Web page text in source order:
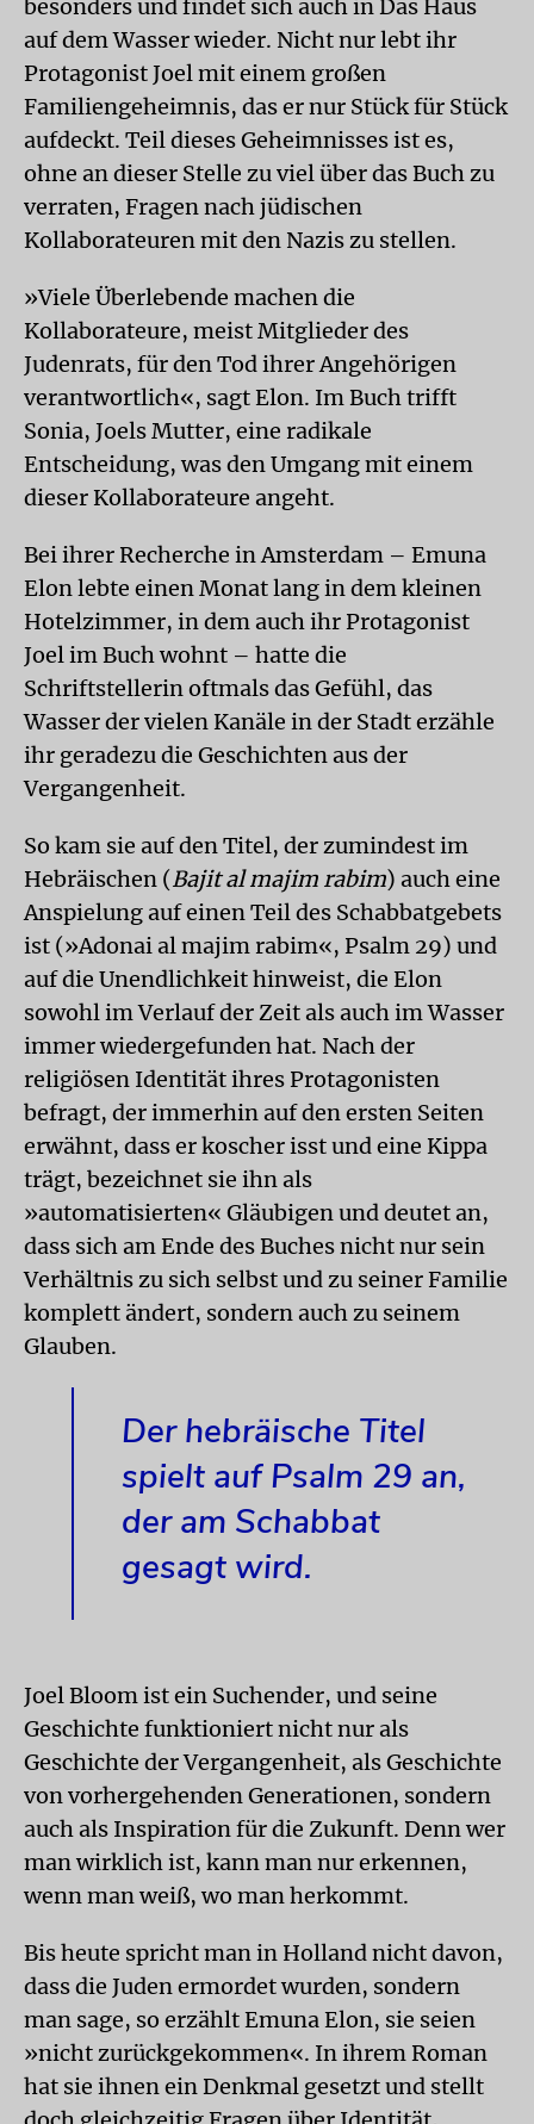
besonders und findet sich auch in Das Haus
auf dem Wasser wieder. Nicht nur lebt ihr
Protagonist Joel mit einem großen
Familiengeheimnis, das er nur Stück für Stück
aufdeckt. Teil dieses Geheimnisses ist es,
ohne an dieser Stelle zu viel über das Buch zu
verraten, Fragen nach jüdischen
Kollaborateuren mit den Nazis zu stellen.
»Viele Überlebende machen die
Kollaborateure, meist Mitglieder des
Judenrats, für den Tod ihrer Angehörigen
verantwortlich«, sagt Elon. Im Buch trifft
Sonia, Joels Mutter, eine radikale
Entscheidung, was den Umgang mit einem
dieser Kollaborateure angeht.
Bei ihrer Recherche in Amsterdam – Emuna
Elon lebte einen Monat lang in dem kleinen
Hotelzimmer, in dem auch ihr Protagonist
Joel im Buch wohnt – hatte die
Schriftstellerin oftmals das Gefühl, das
Wasser der vielen Kanäle in der Stadt erzähle
ihr geradezu die Geschichten aus der
Vergangenheit.
So kam sie auf den Titel, der zumindest im
Hebräischen (Bajit al majim rabim) auch eine
Anspielung auf einen Teil des Schabbatgebets
ist (»Adonai al majim rabim«, Psalm 29) und
auf die Unendlichkeit hinweist, die Elon
sowohl im Verlauf der Zeit als auch im Wasser
immer wiedergefunden hat. Nach der
religiösen Identität ihres Protagonisten
befragt, der immerhin auf den ersten Seiten
erwähnt, dass er koscher isst und eine Kippa
trägt, bezeichnet sie ihn als
»automatisierten« Gläubigen und deutet an,
dass sich am Ende des Buches nicht nur sein
Verhältnis zu sich selbst und zu seiner Familie
komplett ändert, sondern auch zu seinem
Glauben.
Der hebräische Titel
spielt auf Psalm 29 an,
der am Schabbat
gesagt wird.
Joel Bloom ist ein Suchender, und seine
Geschichte funktioniert nicht nur als
Geschichte der Vergangenheit, als Geschichte
von vorhergehenden Generationen, sondern
auch als Inspiration für die Zukunft. Denn wer
man wirklich ist, kann man nur erkennen,
wenn man weiß, wo man herkommt.
Bis heute spricht man in Holland nicht davon,
dass die Juden ermordet wurden, sondern
man sage, so erzählt Emuna Elon, sie seien
»nicht zurückgekommen«. In ihrem Roman
hat sie ihnen ein Denkmal gesetzt und stellt